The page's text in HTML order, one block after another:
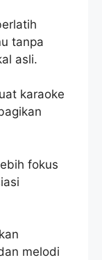
tanpa
asli.
karaoke
fokus
melodi